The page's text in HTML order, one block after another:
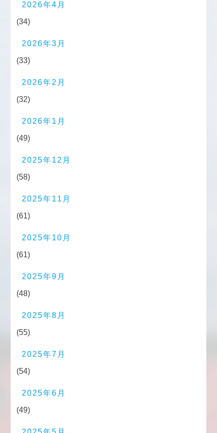
2026年4月
(34)
2026年3月
(33)
2026年2月
(32)
2026年1月
(49)
2025年12月
(58)
2025年11月
(61)
2025年10月
(61)
2025年9月
(48)
2025年8月
(55)
2025年7月
(54)
2025年6月
(49)